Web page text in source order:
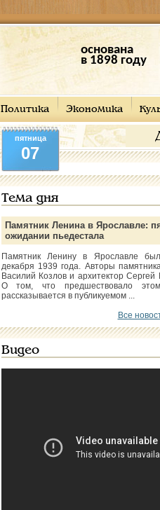
основана
в 1898 году
Политика Экономика
пятница
07
Тема дня
Памятник Ленина в Ярославле:
ожидании пьедестала
Памятник Ленину в Ярославле
декабря 1939 года. Авторы
Василий Козлов и архитектор Сергей
О том, что предшествовало
рассказывается в публикуемом ...
Все
Видео